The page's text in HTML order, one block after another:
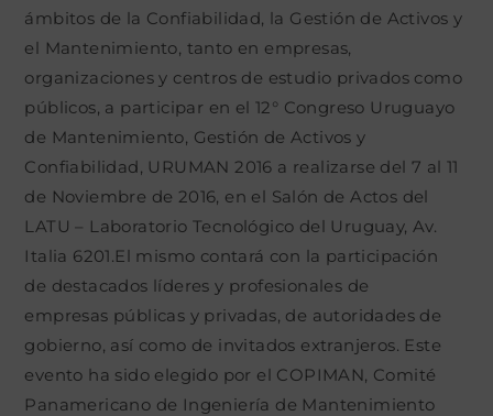
ámbitos de la Confiabilidad, la Gestión de Activos y
el Mantenimiento, tanto en empresas,
organizaciones y centros de estudio privados como
públicos, a participar en el 12° Congreso Uruguayo
de Mantenimiento, Gestión de Activos y
Confiabilidad, URUMAN 2016 a realizarse del 7 al 11
de Noviembre de 2016, en el Salón de Actos del
LATU – Laboratorio Tecnológico del Uruguay, Av.
Italia 6201.El mismo contará con la participación
de destacados líderes y profesionales de
empresas públicas y privadas, de autoridades de
gobierno, así como de invitados extranjeros. Este
evento ha sido elegido por el COPIMAN, Comité
Panamericano de Ingeniería de Mantenimiento